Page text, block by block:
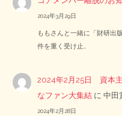
2024年3月29日
ももさんと一緒に「財研出
件を重く受け止…
2024年2月25日 資本
なファン大集結 に中田
2024年2月28日